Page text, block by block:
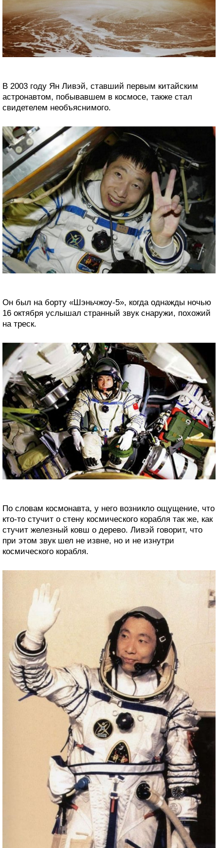
В 2003 году Ян Ливэй, ставший первым китайским
астронавтом, побывавшем в космосе, также стал
свидетелем необъяснимого.
Он был на борту «Шэньчжоу-5», когда однажды ночью
16 октября услышал странный звук снаружи, похожий
на треск.
По словам космонавта, у него возникло ощущение, что
кто-то стучит о стену космического корабля так же, как
стучит железный ковш о дерево. Ливэй говорит, что
при этом звук шел не извне, но и не изнутри
космического корабля.